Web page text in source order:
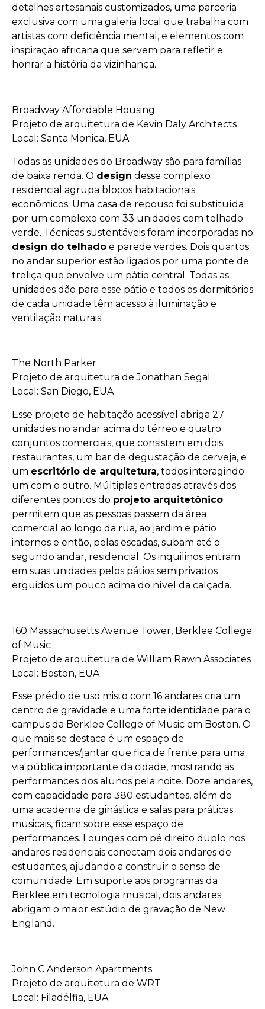
detalhes artesanais customizados, uma parceria
exclusiva com uma galeria local que trabalha com
artistas com deficiência mental, e elementos com
inspiração africana que servem para refletir e
honrar a história da vizinhança.
Broadway Affordable Housing
Projeto de arquitetura de Kevin Daly Architects
Local: Santa Monica, EUA
Todas as unidades do Broadway são para famílias
de baixa renda. O design desse complexo
residencial agrupa blocos habitacionais
econômicos. Uma casa de repouso foi substituída
por um complexo com 33 unidades com telhado
verde. Técnicas sustentáveis foram incorporadas no
design do telhado e parede verdes. Dois quartos
no andar superior estão ligados por uma ponte de
treliça que envolve um pátio central. Todas as
unidades dão para esse pátio e todos os dormitórios
de cada unidade têm acesso à iluminação e
ventilação naturais.
The North Parker
Projeto de arquitetura de Jonathan Segal
Local: San Diego, EUA
Esse projeto de habitação acessível abriga 27
unidades no andar acima do térreo e quatro
conjuntos comerciais, que consistem em dois
restaurantes, um bar de degustação de cerveja, e
um escritório de arquitetura, todos interagindo
um com o outro. Múltiplas entradas através dos
diferentes pontos do projeto arquitetônico
permitem que as pessoas passem da área
comercial ao longo da rua, ao jardim e pátio
internos e então, pelas escadas, subam até o
segundo andar, residencial. Os inquilinos entram
em suas unidades pelos pátios semiprivados
erguidos um pouco acima do nível da calçada.
160 Massachusetts Avenue Tower, Berklee College
of Music
Projeto de arquitetura de William Rawn Associates
Local: Boston, EUA
Esse prédio de uso misto com 16 andares cria um
centro de gravidade e uma forte identidade para o
campus da Berklee College of Music em Boston. O
que mais se destaca é um espaço de
performances/jantar que fica de frente para uma
via pública importante da cidade, mostrando as
performances dos alunos pela noite. Doze andares,
com capacidade para 380 estudantes, além de
uma academia de ginástica e salas para práticas
musicais, ficam sobre esse espaço de
performances. Lounges com pé direito duplo nos
andares residenciais conectam dois andares de
estudantes, ajudando a construir o senso de
comunidade. Em suporte aos programas da
Berklee em tecnologia musical, dois andares
abrigam o maior estúdio de gravação de New
England.
John C Anderson Apartments
Projeto de arquitetura de WRT
Local: Filadélfia, EUA